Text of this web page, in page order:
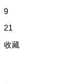
9
21
收藏